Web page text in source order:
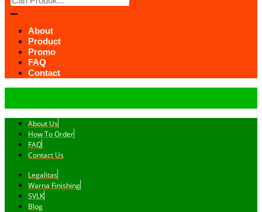
About
Product
Promo
FAQ
Contact
About Us
How To Order
FAQ
Contact Us
Legalitas
Warna Finishing
SVLK
Blog